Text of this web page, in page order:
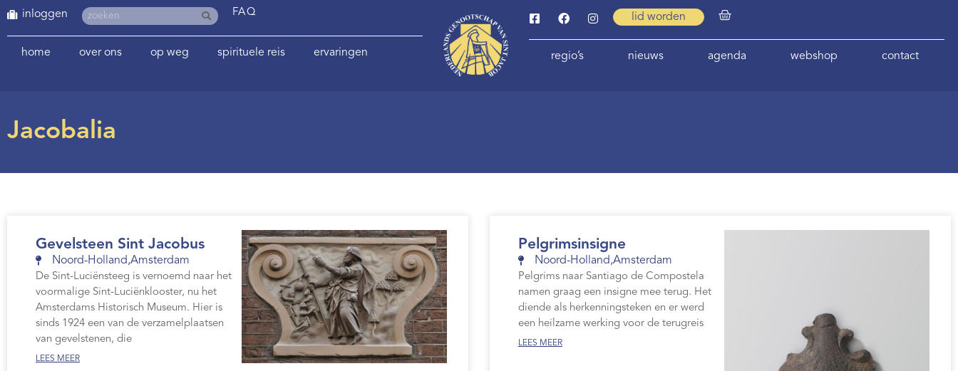
inloggen FAQ
home over ons op weg spirituele reis ervaringen
lid worden
regio’s nieuws agenda webshop contact
Jacobalia
Gevelsteen Sint Jacobus
Noord-Holland,Amsterdam
De Sint-Luciënsteeg is vernoemd naar het
voormalige Sint-Luciënklooster, nu het
Amsterdams Historisch Museum. Hier is
sinds 1924 een van de verzamelplaatsen
van gevelstenen, die
LEES MEER
Pelgrimsinsigne
Noord-Holland,Amsterdam
Pelgrims naar Santiago de Compostela
namen graag een insigne mee terug. Het
diende als herkenningsteken en er werd
een heilzame werking voor de terugreis
LEES MEER